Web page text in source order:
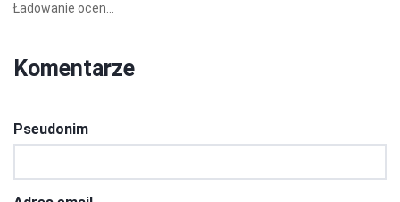
Ładowanie ocen...
Komentarze
Pseudonim